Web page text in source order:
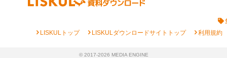
chevron_rightLISKULトップ chevron_rightLISKULダウンロードサイトトップ chevron_right利用規約
© 2017-2026 MEDIA ENGINE